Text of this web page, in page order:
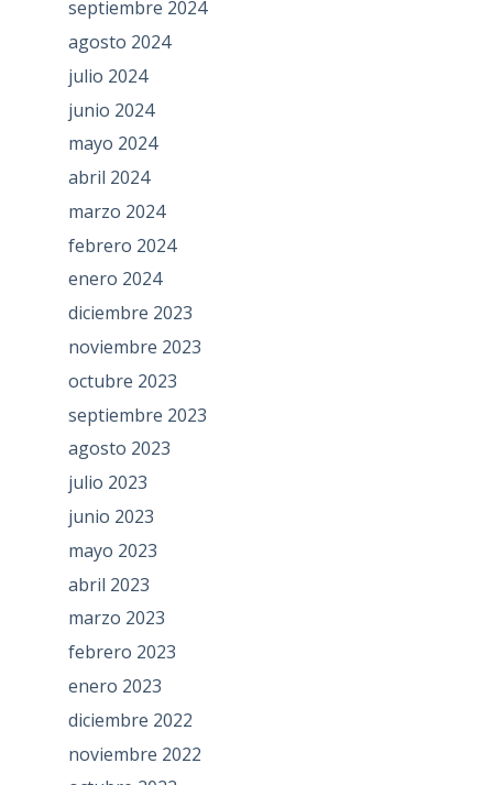
septiembre 2024
agosto 2024
julio 2024
junio 2024
mayo 2024
abril 2024
marzo 2024
febrero 2024
enero 2024
diciembre 2023
noviembre 2023
octubre 2023
septiembre 2023
agosto 2023
julio 2023
junio 2023
mayo 2023
abril 2023
marzo 2023
febrero 2023
enero 2023
diciembre 2022
noviembre 2022